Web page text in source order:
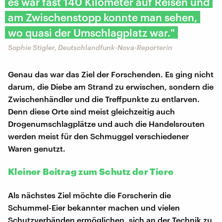
am Zwischenstopp konnte man sehen,
wo quasi der Umschlagplatz war."
Sophie Stigler, Deutschlandfunk-Nova-Reporterin
Genau das war das Ziel der Forschenden. Es ging nicht
darum, die Diebe am Strand zu erwischen, sondern die
Zwischenhändler und die Treffpunkte zu entlarven.
Denn diese Orte sind meist gleichzeitig auch
Drogenumschlagplätze und auch die Handelsrouten
werden meist für den Schmuggel verschiedener
Waren genutzt.
Kleiner Beitrag zum Schutz der Tiere
Als nächstes Ziel möchte die Forscherin die
Schummel-Eier bekannter machen und vielen
Schutzverbänden ermöglichen, sich an der Technik zu